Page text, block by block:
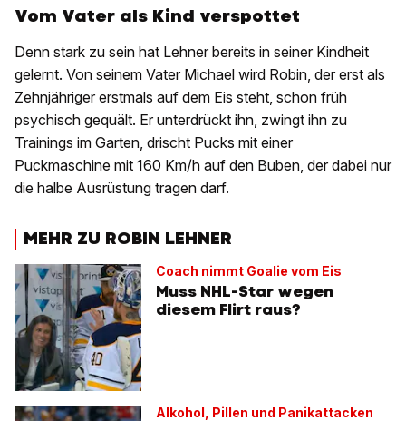
Vom Vater als Kind verspottet
Denn stark zu sein hat Lehner bereits in seiner Kindheit
gelernt. Von seinem Vater Michael wird Robin, der erst als
Zehnjähriger erstmals auf dem Eis steht, schon früh
psychisch gequält. Er unterdrückt ihn, zwingt ihn zu
Trainings im Garten, drischt Pucks mit einer
Puckmaschine mit 160 Km/h auf den Buben, der dabei nur
die halbe Ausrüstung tragen darf.
MEHR ZU ROBIN LEHNER
Coach nimmt Goalie vom Eis
Muss NHL-Star wegen
diesem Flirt raus?
Alkohol, Pillen und Panikattacken